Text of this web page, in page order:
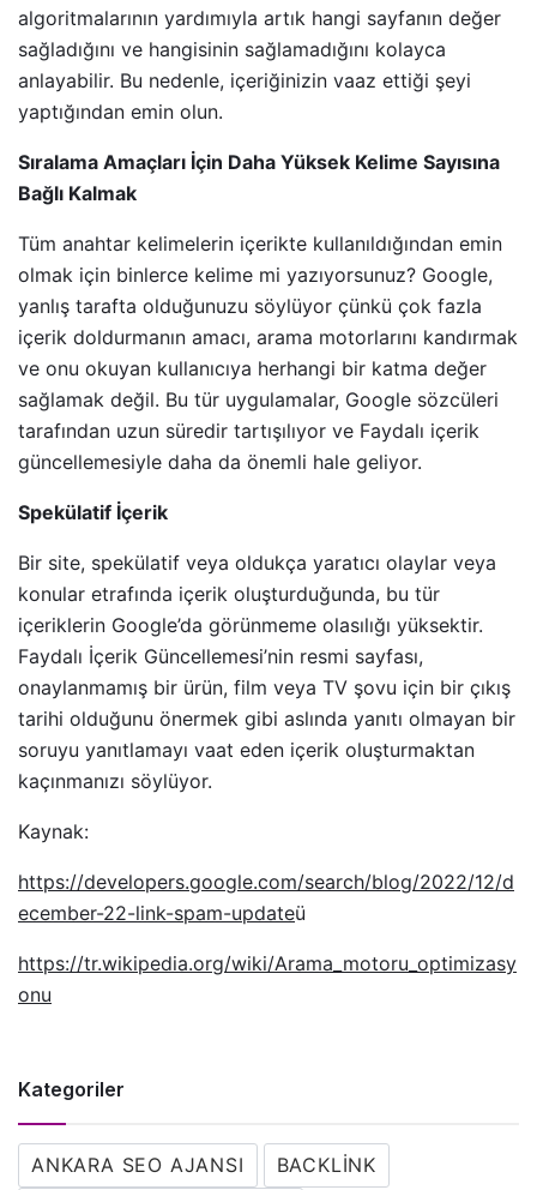
algoritmalarının yardımıyla artık hangi sayfanın değer
sağladığını ve hangisinin sağlamadığını kolayca
anlayabilir. Bu nedenle, içeriğinizin vaaz ettiği şeyi
yaptığından emin olun.
Sıralama Amaçları İçin Daha Yüksek Kelime Sayısına
Bağlı Kalmak
Tüm anahtar kelimelerin içerikte kullanıldığından emin
olmak için binlerce kelime mi yazıyorsunuz? Google,
yanlış tarafta olduğunuzu söylüyor çünkü çok fazla
içerik doldurmanın amacı, arama motorlarını kandırmak
ve onu okuyan kullanıcıya herhangi bir katma değer
sağlamak değil. Bu tür uygulamalar, Google sözcüleri
tarafından uzun süredir tartışılıyor ve Faydalı içerik
güncellemesiyle daha da önemli hale geliyor.
Spekülatif İçerik
Bir site, spekülatif veya oldukça yaratıcı olaylar veya
konular etrafında içerik oluşturduğunda, bu tür
içeriklerin Google’da görünmeme olasılığı yüksektir.
Faydalı İçerik Güncellemesi’nin resmi sayfası,
onaylanmamış bir ürün, film veya TV şovu için bir çıkış
tarihi olduğunu önermek gibi aslında yanıtı olmayan bir
soruyu yanıtlamayı vaat eden içerik oluşturmaktan
kaçınmanızı söylüyor.
Kaynak:
https://developers.google.com/search/blog/2022/12/d
ecember-22-link-spam-updateü
https://tr.wikipedia.org/wiki/Arama_motoru_optimizasy
onu
Kategoriler
ANKARA SEO AJANSI
BACKLINK